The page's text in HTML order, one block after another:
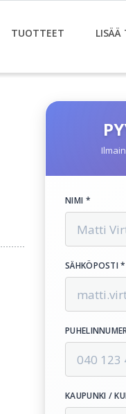
TUOTTEET
NIMI *
SÄHKÖPOSTI *
KAUPUNKI /